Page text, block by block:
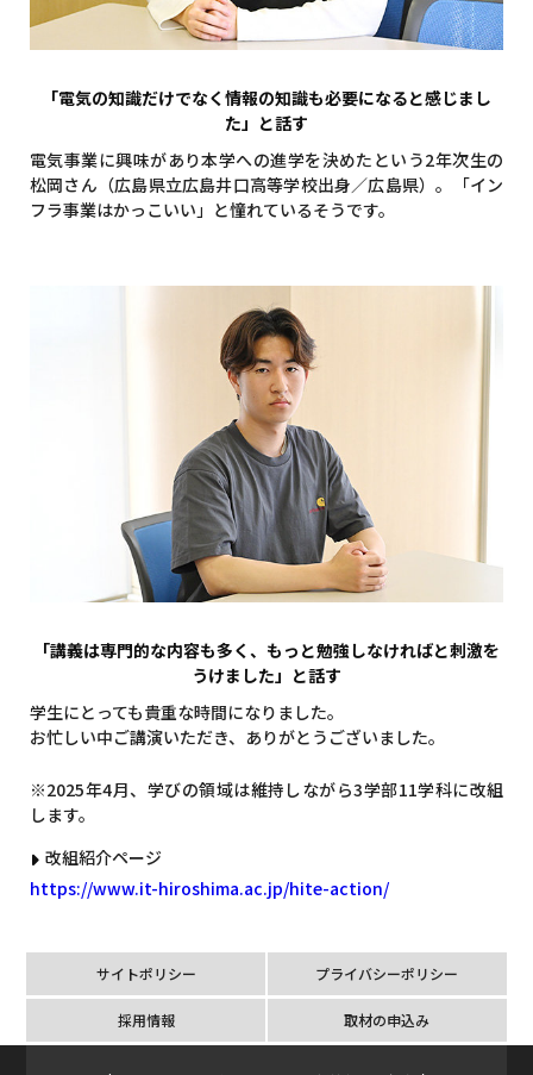
「電気の知識だけでなく情報の知識も必要になると感じまし
た」と話す
電気事業に興味があり本学への進学を決めたという2年次生の
松岡さん（広島県立広島井口高等学校出身／広島県）。「イン
フラ事業はかっこいい」と憧れているそうです。
「講義は専門的な内容も多く、もっと勉強しなければと刺激を
うけました」と話す
学生にとっても貴重な時間になりました。
お忙しい中ご講演いただき、ありがとうございました。
※2025年4月、学びの領域は維持しながら3学部11学科に改組
します。
改組紹介ページ
https://www.it-hiroshima.ac.jp/hite-action/
サイトポリシー プライバシーポリシー
採用情報 取材の申込み